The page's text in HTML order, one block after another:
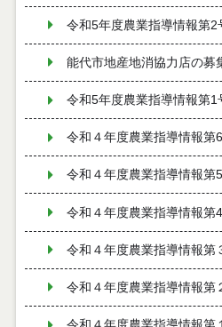
令和5年度農業指導情報第2
能代市地産地消協力店の募
令和5年度農業指導情報第1
令和４年度農業指導情報第
令和４年度農業指導情報第
令和４年度農業指導情報第
令和４年度農業指導情報第
令和４年度農業指導情報第